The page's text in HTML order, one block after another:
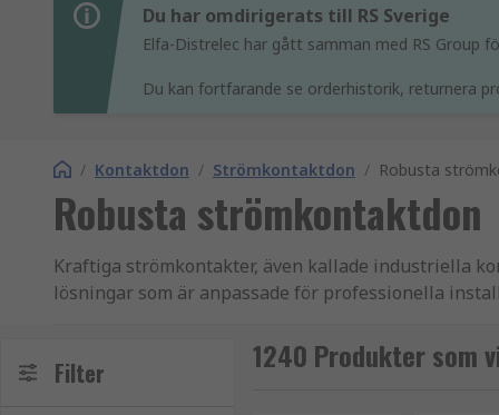
Du har omdirigerats till RS Sverige
Elfa-Distrelec har gått samman med RS Group
Du kan fortfarande se orderhistorik, returnera
/ Kontaktdon / Strömkontaktdon / Robusta
Robusta strömkontaktdon
Kraftiga strömkontakter, även kallade industriella
lösningar som är anpassade för professionella
Dessa kontakter används när standardlösningar
Fördelar med industriella strömkontakter
Filter 1240 Produkter som